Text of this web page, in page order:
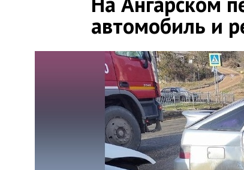
автомобиль и